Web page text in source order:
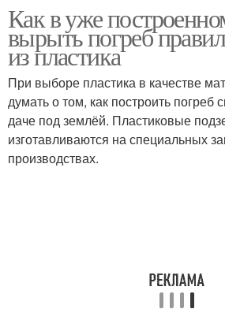
Как в уже
вырыть погреб
из пластика
При выборе пластика в качестве
думать о том, как построить погреб
даче под землёй. Пластиковые
изготавливаются на специальных
производствах.